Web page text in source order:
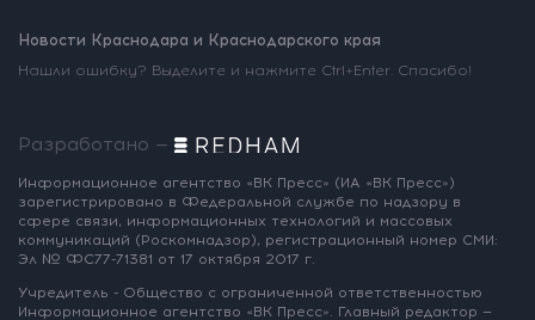
Новости Краснодара и Краснодарского края
Нашли ошибку? Выделите и нажмите Ctrl+Enter. Спасибо!
Разработано —
Информационное агентство «ВК Пресс» (ИА «ВК Пресс»)
зарегистрировано в Федеральной службе по надзору в
сфере связи, информационных технологий и массовых
коммуникаций (Роскомнадзор), регистрационный номер СМИ:
Эл № ФС77-71381 от 17 октября 2017 г.
Учредитель - Общество с ограниченной ответственностью
Информационное агентство «ВК Пресс». Главный редактор —